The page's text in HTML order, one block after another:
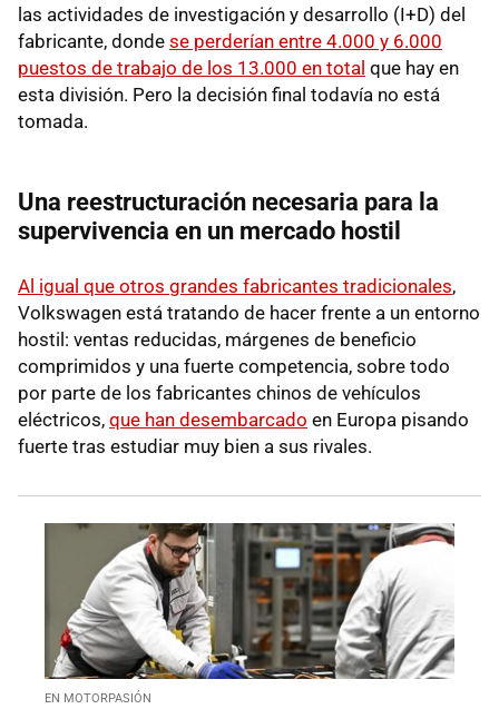
las actividades de investigación y desarrollo (I+D) del
fabricante, donde se perderían entre 4.000 y 6.000
puestos de trabajo de los 13.000 en total que hay en
esta división. Pero la decisión final todavía no está
tomada.
Una reestructuración necesaria para la
supervivencia en un mercado hostil
Al igual que otros grandes fabricantes tradicionales,
Volkswagen está tratando de hacer frente a un entorno
hostil: ventas reducidas, márgenes de beneficio
comprimidos y una fuerte competencia, sobre todo
por parte de los fabricantes chinos de vehículos
eléctricos, que han desembarcado en Europa pisando
fuerte tras estudiar muy bien a sus rivales.
EN MOTORPASIÓN